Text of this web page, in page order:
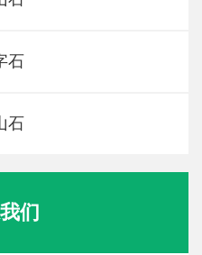
石
石
们